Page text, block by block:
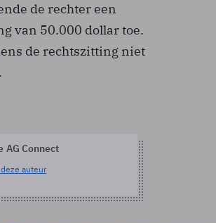
de rechter een
van 50.000 dollar toe.
de rechtszitting niet
AG Connect
auteur